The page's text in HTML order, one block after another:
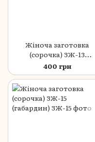
Жіноча заготовка
(сорочка) ЗЖ-13
(габардин)
400 грн